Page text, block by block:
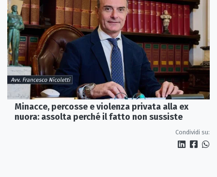
Minacce, percosse e violenza privata alla ex
nuora: assolta perché il fatto non sussiste
Condividi su: